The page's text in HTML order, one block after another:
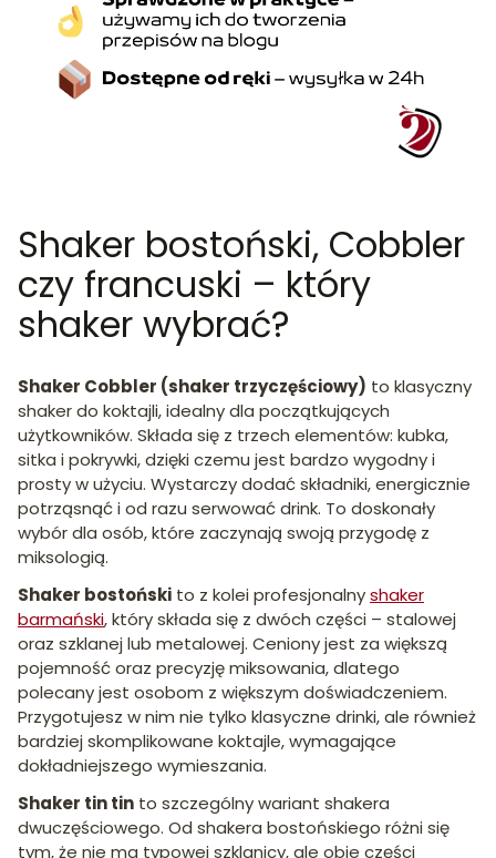
Shaker bostoński, Cobbler
czy francuski – który
shaker wybrać?
Shaker Cobbler (shaker trzyczęściowy) to klasyczny
shaker do koktajli, idealny dla początkujących
użytkowników. Składa się z trzech elementów: kubka,
sitka i pokrywki, dzięki czemu jest bardzo wygodny i
prosty w użyciu. Wystarczy dodać składniki, energicznie
potrząsnąć i od razu serwować drink. To doskonały
wybór dla osób, które zaczynają swoją przygodę z
miksologią.
Shaker bostoński to z kolei profesjonalnyshaker
barmański, który składa się z dwóch części – stalowej
oraz szklanej lub metalowej. Ceniony jest za większą
pojemność oraz precyzję miksowania, dlatego
polecany jest osobom z większym doświadczeniem.
Przygotujesz w nim nie tylko klasyczne drinki, ale również
bardziej skomplikowane koktajle, wymagające
dokładniejszego wymieszania.
Shaker tin tin to szczególny wariant shakera
dwuczęściowego. Od shakera bostońskiego różni się
tym, że nie ma typowej szklanicy, ale obie części